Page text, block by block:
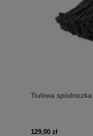
Tiulowa
129,00 zł